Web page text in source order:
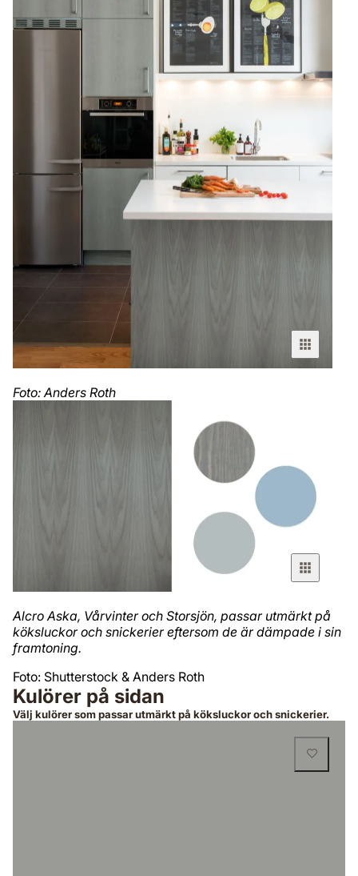
Foto: Anders Roth
Alcro Aska, Vårvinter och Storsjön, passar utmärkt på
köksluckor och snickerier eftersom de är dämpade i sin
framtoning.
Foto: Shutterstock & Anders Roth
Kulörer på sidan
Välj kulörer som passar utmärkt på köksluckor och snickerier.